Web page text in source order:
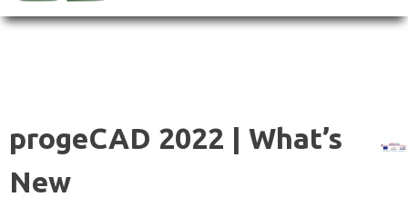
3dr
progeCAD 2022 | What’s
New